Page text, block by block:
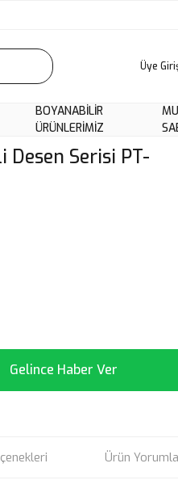
Üye
BOYANABILIR
ÜRÜNLERIMIZ
Desen Serisi PT-
Gelince Haber Ver
Ürün